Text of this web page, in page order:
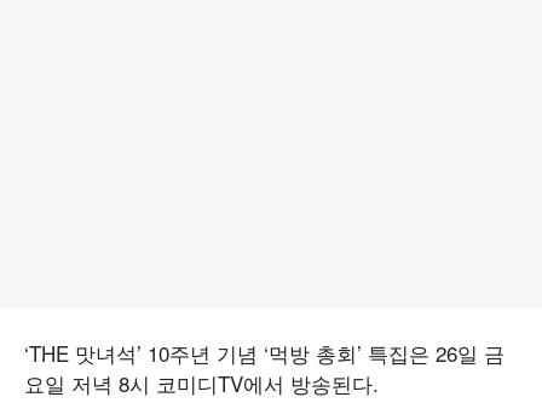
‘THE 맛녀석’ 10주년 기념 ‘먹방 총회’ 특집은 26일 금
요일 저녁 8시 코미디TV에서 방송된다.